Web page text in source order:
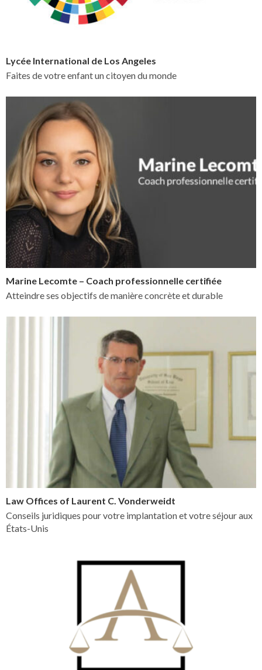
Lycée International de Los Angeles
Faites de votre enfant un citoyen du monde
Marine Lecomte – Coach professionnelle certifiée
Atteindre ses objectifs de manière concrète et durable
Law Offices of Laurent C. Vonderweidt
Conseils juridiques pour votre implantation et votre séjour aux
États-Unis